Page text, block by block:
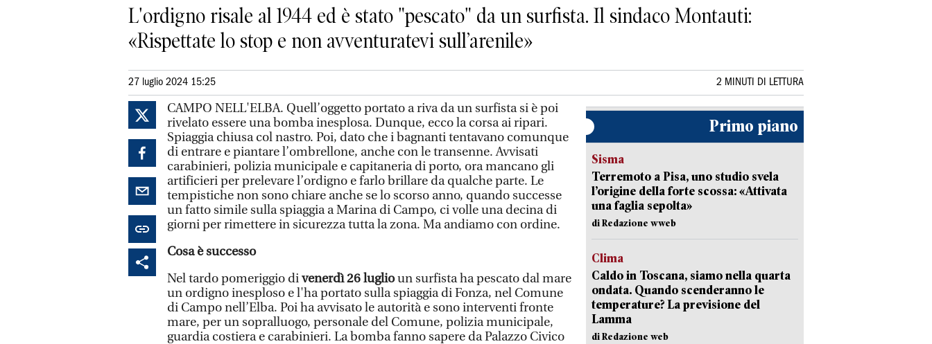
L'ordigno risale al 1944 ed è stato "pescato" da un surfista. Il sindaco Montauti:
«Rispettate lo stop e non avventuratevi sull’arenile»
27 luglio 2024 15:25 2 MINUTI DI LETTURA
CAMPO NELL'ELBA. Quell’oggetto portato a riva da un surfista si è poi
rivelato essere una bomba inesplosa. Dunque, ecco la corsa ai ripari.
Spiaggia chiusa col nastro. Poi, dato che i bagnanti tentavano comunque
di entrare e piantare l’ombrellone, anche con le transenne. Avvisati
carabinieri, polizia municipale e capitaneria di porto, ora mancano gli
artificieri per prelevare l’ordigno e farlo brillare da qualche parte. Le
tempistiche non sono chiare anche se lo scorso anno, quando successe
un fatto simile sulla spiaggia a Marina di Campo, ci volle una decina di
giorni per rimettere in sicurezza tutta la zona. Ma andiamo con ordine.
Cosa è successo
Nel tardo pomeriggio divenerdì 26 luglioun surfista ha pescato dal mare
un ordigno inesploso e l'ha portato sulla spiaggia di Fonza, nel Comune
di Campo nell’Elba. Poi ha avvisato le autorità e sono interventi fronte
mare, per un sopralluogo, personale del Comune, polizia municipale,
guardia costiera e carabinieri. La bomba fanno sapere da Palazzo Civico
Primo piano
Sisma
Terremoto a Pisa, uno studio svela
l’origine della forte scossa: «Attivata
una faglia sepolta»
di Redazione wweb
Clima
Caldo in Toscana, siamo nella quarta
ondata. Quando scenderanno le
temperature? La previsione del
Lamma
di Redazione web